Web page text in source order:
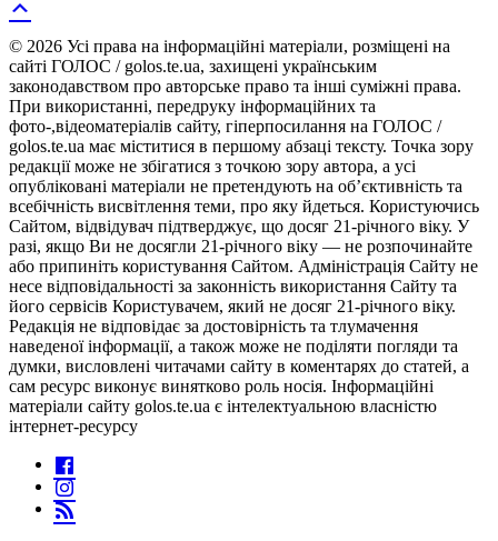
© 2026 Усі права на інформаційні матеріали, розміщені на
сайті ГОЛОС / golos.te.ua, захищені українським
законодавством про авторське право та інші суміжні права.
При використанні, передруку інформаційних та
фото-,відеоматеріалів сайту, гіперпосилання на ГОЛОС /
golos.te.ua має міститися в першому абзаці тексту. Точка зору
редакції може не збігатися з точкою зору автора, а усі
опубліковані матеріали не претендують на об’єктивність та
всебічність висвітлення теми, про яку йдеться. Користуючись
Сайтом, відвідувач підтверджує, що досяг 21-річного віку. У
разі, якщо Ви не досягли 21-річного віку — не розпочинайте
або припиніть користування Сайтом. Адміністрація Сайту не
несе відповідальності за законність використання Сайту та
його сервісів Користувачем, який не досяг 21-річного віку.
Редакція не відповідає за достовірність та тлумачення
наведеної інформації, а також може не поділяти погляди та
думки, висловлені читачами сайту в коментарях до статей, а
сам ресурс виконує винятково роль носія. Інформаційні
матеріали сайту golos.te.ua є інтелектуальною власністю
інтернет-ресурсу